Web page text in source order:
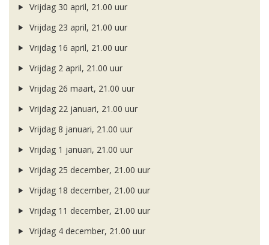
Vrijdag 30 april, 21.00 uur
Vrijdag 23 april, 21.00 uur
Vrijdag 16 april, 21.00 uur
Vrijdag 2 april, 21.00 uur
Vrijdag 26 maart, 21.00 uur
Vrijdag 22 januari, 21.00 uur
Vrijdag 8 januari, 21.00 uur
Vrijdag 1 januari, 21.00 uur
Vrijdag 25 december, 21.00 uur
Vrijdag 18 december, 21.00 uur
Vrijdag 11 december, 21.00 uur
Vrijdag 4 december, 21.00 uur